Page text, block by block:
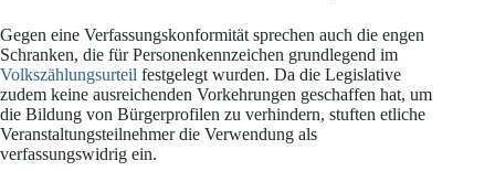
Gegen eine Verfassungskonformität sprechen auch die engen
Schranken, die für Personenkennzeichen grundlegend im
Volkszählungsurteil festgelegt wurden. Da die Legislative
zudem keine ausreichenden Vorkehrungen geschaffen hat, um
die Bildung von Bürgerprofilen zu verhindern, stuften etliche
Veranstaltungsteilnehmer die Verwendung als
verfassungswidrig ein.